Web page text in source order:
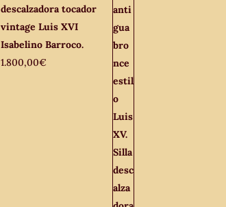
descalzadora tocador
vintage Luis XVI
Isabelino Barroco.
1.800,00€